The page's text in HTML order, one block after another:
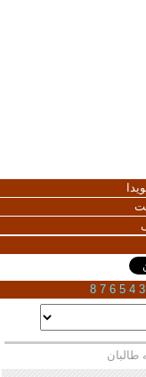
3
4
5
6
7
8
طالبان